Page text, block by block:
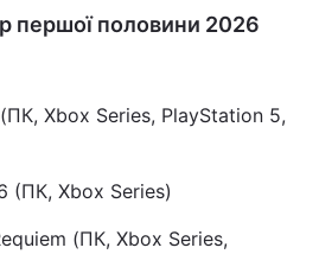
першої половини 2026
Xbox Series, PlayStation 5,
(ПК, Xbox Series)
(ПК, Xbox Series,